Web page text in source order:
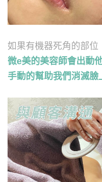
如果有機器死角的部位
微e美的美容師會出動
手動的幫助我們消滅臉